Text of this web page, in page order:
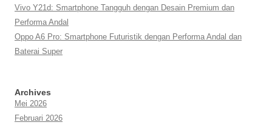
Vivo Y21d: Smartphone Tangguh dengan Desain Premium dan
Performa Andal
Oppo A6 Pro: Smartphone Futuristik dengan Performa Andal dan
Baterai Super
Archives
Mei 2026
Februari 2026